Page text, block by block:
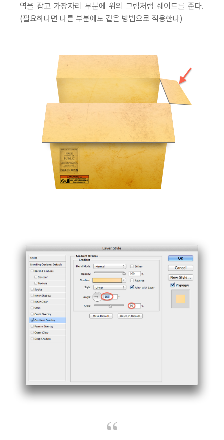
역을 잡고 가장자리 부분에 위의 그림처럼 쉐이드를 준다.
(필요하다면 다른 부분에도 같은 방법으로 적용한다)